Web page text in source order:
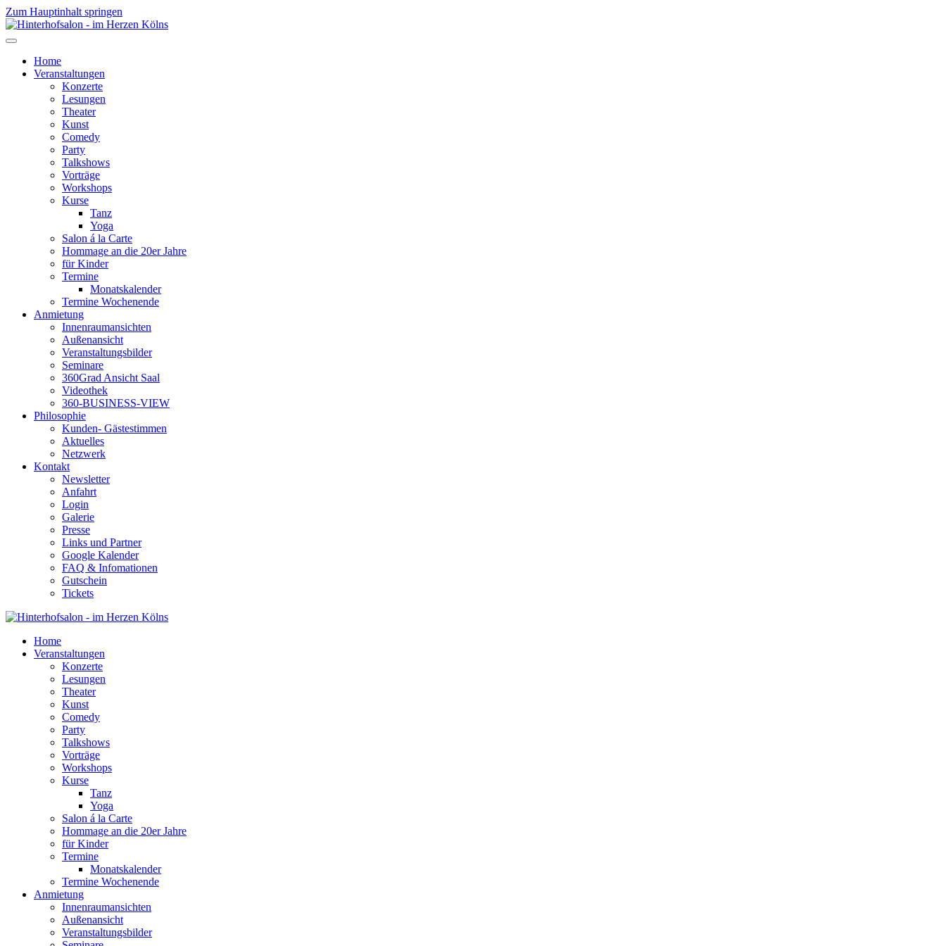
Zum Hauptinhalt springen
Home
Veranstaltungen
Konzerte
Lesungen
Theater
Kunst
Comedy
Party
Talkshows
Vorträge
Workshops
Kurse
Tanz
Yoga
Salon á la Carte
Hommage an die 20er Jahre
für Kinder
Termine
Monatskalender
Termine Wochenende
Anmietung
Innenraumansichten
Außenansicht
Veranstaltungsbilder
Seminare
360Grad Ansicht Saal
Videothek
360-BUSINESS-VIEW
Philosophie
Kunden- Gästestimmen
Aktuelles
Netzwerk
Kontakt
Newsletter
Anfahrt
Login
Galerie
Presse
Links und Partner
Google Kalender
FAQ & Infomationen
Gutschein
Tickets
Home
Veranstaltungen
Konzerte
Lesungen
Theater
Kunst
Comedy
Party
Talkshows
Vorträge
Workshops
Kurse
Tanz
Yoga
Salon á la Carte
Hommage an die 20er Jahre
für Kinder
Termine
Monatskalender
Termine Wochenende
Anmietung
Innenraumansichten
Außenansicht
Veranstaltungsbilder